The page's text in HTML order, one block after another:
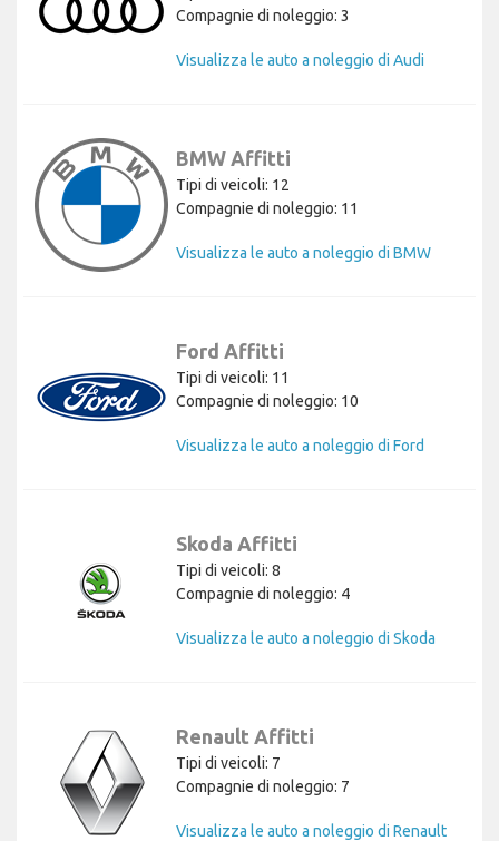
Compagnie di noleggio: 3
Visualizza le auto a noleggio di Audi
BMW Affitti
Tipi di veicoli: 12
Compagnie di noleggio: 11
Visualizza le auto a noleggio di BMW
Ford Affitti
Tipi di veicoli: 11
Compagnie di noleggio: 10
Visualizza le auto a noleggio di Ford
Skoda Affitti
Tipi di veicoli: 8
Compagnie di noleggio: 4
Visualizza le auto a noleggio di Skoda
Renault Affitti
Tipi di veicoli: 7
Compagnie di noleggio: 7
Visualizza le auto a noleggio di Renault